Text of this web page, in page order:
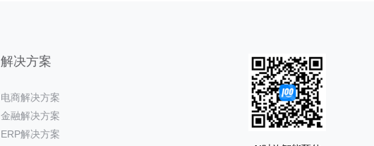
解决方案
电商解决方案
金融解决方案
ERP解决方案